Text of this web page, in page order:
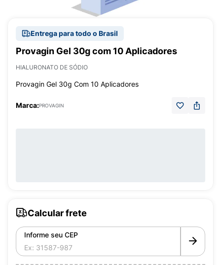
Entrega para todo o Brasil
Provagin Gel 30g com 10 Aplicadores
HIALURONATO DE SÓDIO
Provagin Gel 30g Com 10 Aplicadores
Marca:PROVAGIN
Calcular frete
Informe seu CEP